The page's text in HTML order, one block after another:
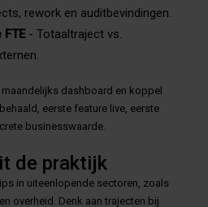
rework en auditbevindingen.
- Totaaltraject vs.
maandelijks dashboard en koppel
eerste feature live, eerste
businesswaarde.
de praktijk
in uiteenlopende sectoren, zoals
overheid. Denk aan trajecten bij